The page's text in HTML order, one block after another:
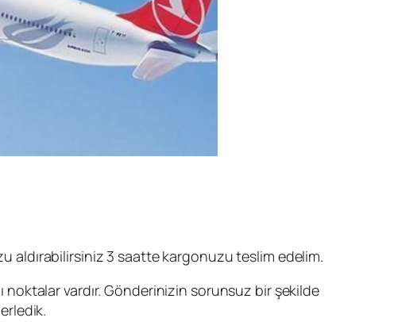
aldırabilirsiniz 3 saatte kargonuzu teslim edelim.
noktalar vardır. Gönderinizin sorunsuz bir şekilde